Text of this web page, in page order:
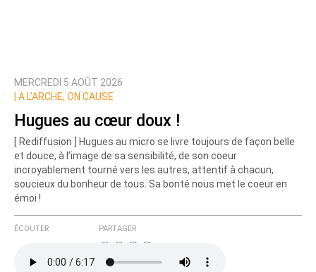
MERCREDI 5 AOÛT 2026
A L’ARCHE, ON CAUSE
Hugues au cœur doux !
[ Rediffusion ] Hugues au micro se livre toujours de façon belle
et douce, à l’image de sa sensibilité, de son coeur
incroyablement tourné vers les autres, attentif à chacun,
soucieux du bonheur de tous. Sa bonté nous met le coeur en
émoi !
ÉCOUTER PARTAGER